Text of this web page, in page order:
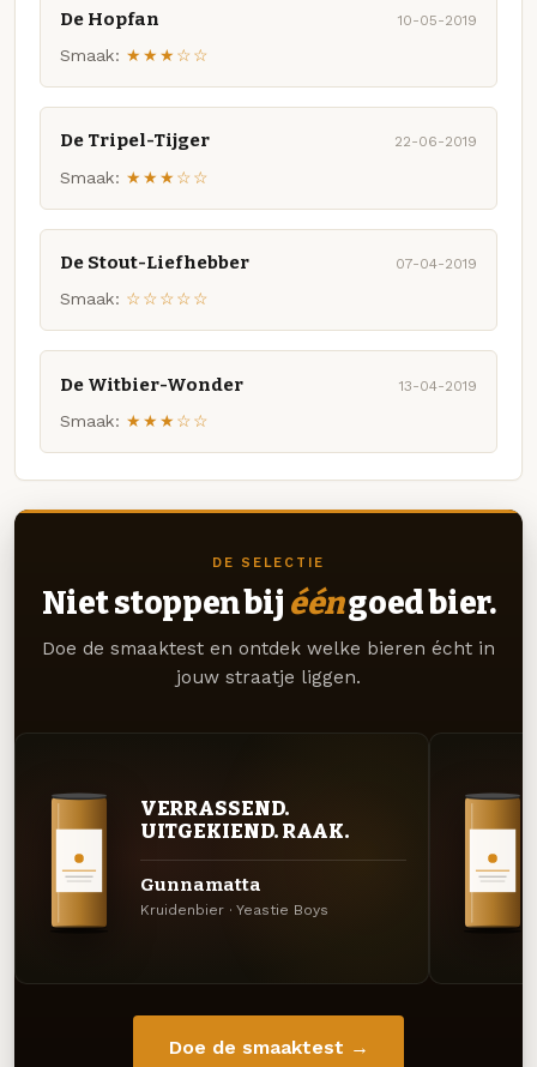
De Hopfan 10-05-2019
Smaak: ★★★☆☆
De Tripel-Tijger 22-06-2019
Smaak: ★★★☆☆
De Stout-Liefhebber 07-04-2019
Smaak: ☆☆☆☆☆
De Witbier-Wonder 13-04-2019
Smaak: ★★★☆☆
DE SELECTIE
Niet stoppen bij ééngoed bier.
Doe de smaaktest en ontdek welke bieren écht in
jouw straatje liggen.
VERRASSEND.
UITGEKIEND. RAAK.
Gunnamatta
Kruidenbier · Yeastie Boys
Doe de smaaktest →